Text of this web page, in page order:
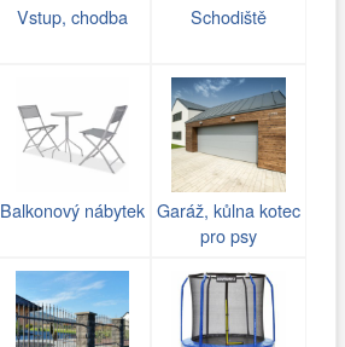
Vstup, chodba Schodiště
Balkonový nábytek Garáž, kůlna kotec
pro psy